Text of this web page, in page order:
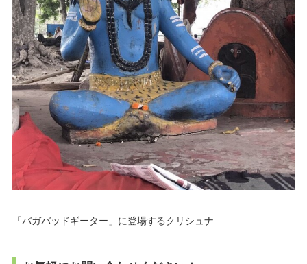
「バガバッドギーター」に登場するクリシュナ